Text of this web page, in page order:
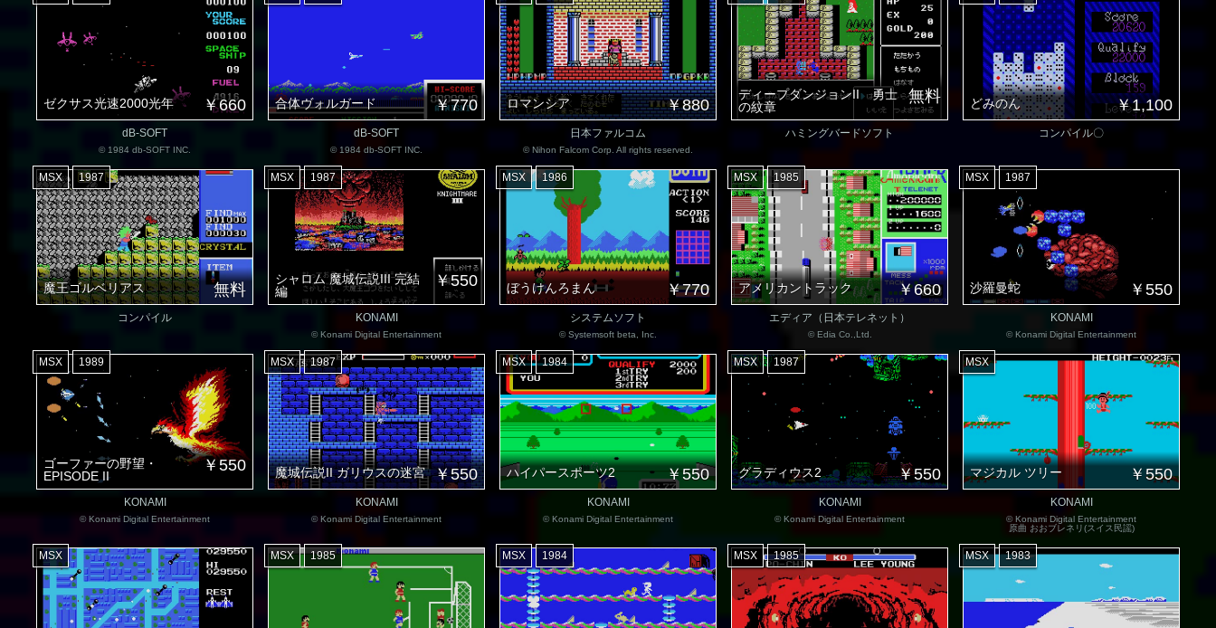
ゼクサス光速2000光年 ￥660
dB-SOFT
© 1984 db-SOFT INC.
合体ヴォルガード ￥770
dB-SOFT
© 1984 db-SOFT INC.
ロマンシア ￥880
日本ファルコム
© Nihon Falcom Corp. All rights reserved.
ディープダンジョンII 勇士
の紋章
無料
ハミングバードソフト
どみのん ￥1,100
コンパイル〇
魔王ゴルベリアス 無料
MSX 1987
コンパイル
シャロム 魔城伝説III 完結
編
￥550
MSX 1987
KONAMI
© Konami Digital Entertainment
ぼうけんろまん ￥770
MSX 1986
システムソフト
© Systemsoft beta, Inc.
アメリカントラック ￥660
MSX 1985
エディア（日本テレネット）
© Edia Co.,Ltd.
沙羅曼蛇 ￥550
MSX 1987
KONAMI
© Konami Digital Entertainment
ゴーファーの野望・
EPISODE II
￥550
MSX 1989
KONAMI
© Konami Digital Entertainment
魔城伝説II ガリウスの迷宮 ￥550
MSX 1987
KONAMI
© Konami Digital Entertainment
ハイパースポーツ2 ￥550
MSX 1984
KONAMI
© Konami Digital Entertainment
グラディウス2 ￥550
MSX 1987
KONAMI
© Konami Digital Entertainment
マジカル ツリー ￥550
MSX
KONAMI
© Konami Digital Entertainment
原曲 おおブレネリ(スイス民謡)
MSX MSX 1985 MSX 1984 MSX 1985 MSX 1983